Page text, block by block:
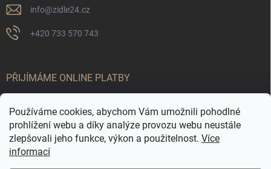
Používáme cookies, abychom Vám umožnili pohodlné
prohlížení webu a díky analýze provozu webu neustále
zlepšovali jeho funkce, výkon a použitelnost. Více
informací
info@zidle24.cz
+420 733 570 743
PŘIJÍMÁME ONLINE PLATBY